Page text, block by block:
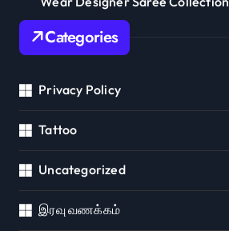
Categories
Privacy Policy
Tattoo
Uncategorized
இரவு வணக்கம்